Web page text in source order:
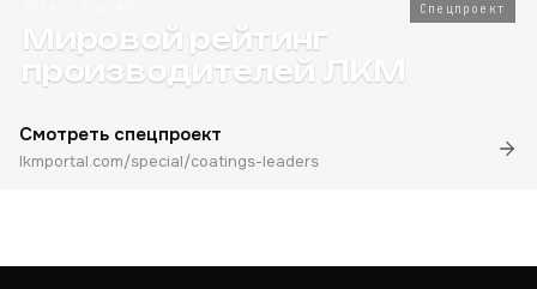
Спецпроект
Мировой рейтинг
производителей ЛКМ
Смотреть спецпроект
lkmportal.com/special/coatings-leaders